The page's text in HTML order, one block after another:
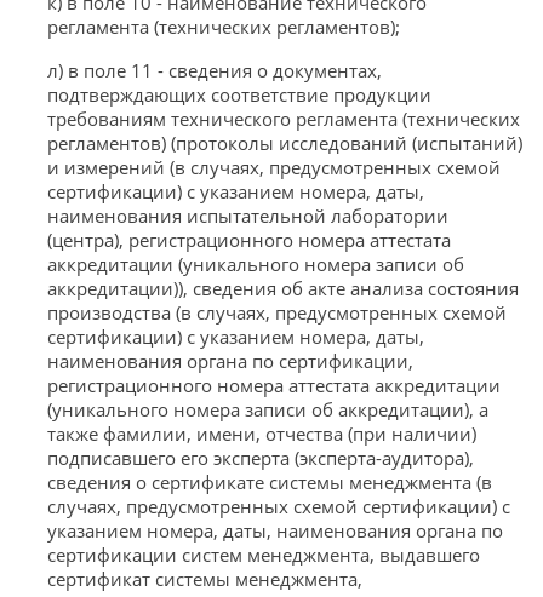
регламента (технических регламентов);
л) в поле 11 - сведения о документах,
подтверждающих соответствие продукции
требованиям технического регламента (технических
регламентов) (протоколы исследований (испытаний)
и измерений (в случаях, предусмотренных схемой
сертификации) с указанием номера, даты,
наименования испытательной лаборатории
(центра), регистрационного номера аттестата
аккредитации (уникального номера записи об
аккредитации)), сведения об акте анализа состояния
производства (в случаях, предусмотренных схемой
сертификации) с указанием номера, даты,
наименования органа по сертификации,
регистрационного номера аттестата аккредитации
(уникального номера записи об аккредитации), а
также фамилии, имени, отчества (при наличии)
подписавшего его эксперта (эксперта-аудитора),
сведения о сертификате системы менеджмента (в
случаях, предусмотренных схемой сертификации) с
указанием номера, даты, наименования органа по
сертификации систем менеджмента, выдавшего
сертификат системы менеджмента,